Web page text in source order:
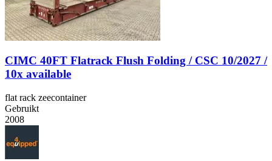
CIMC 40FT Flatrack Flush Folding / CSC 10/2027 /
10x available
flat rack zeecontainer
Gebruikt
2008